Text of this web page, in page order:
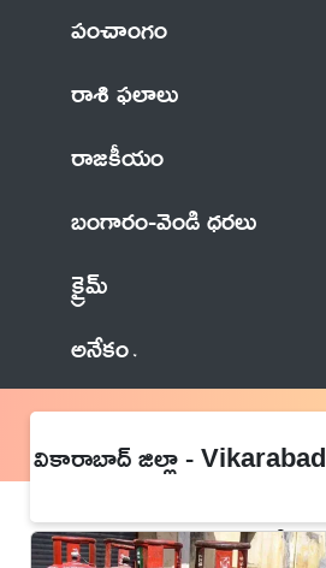
పంచాంగం
రాశి ఫలాలు
రాజకీయం
బంగారం-వెండి ధరలు
క్రైమ్
అనేకం
వికారాబాద్ జిల్లా - Vikarabad
పరిగి